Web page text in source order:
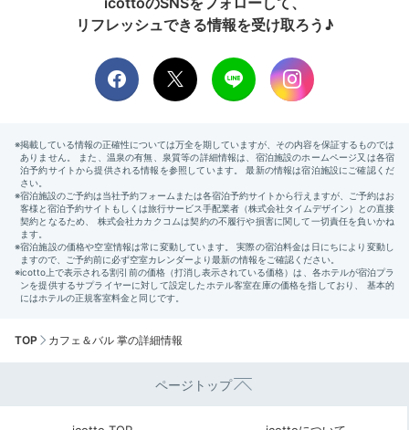
リフレッシュできる情報を受け取ろう♪
TOP カフェ＆バル 掌の詳細情報
ページトップ